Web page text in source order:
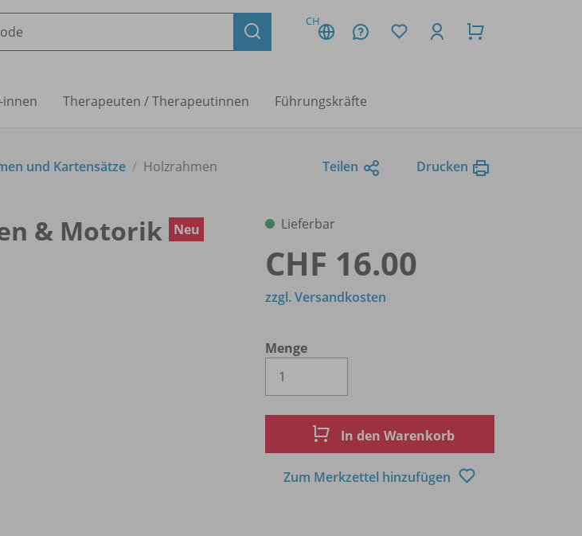
CH
-innen Therapeuten /Therapeutinnen Führungskräfte
und Kartensätze Holzrahmen Teilen Drucken
& Motorik
Neu
Lieferbar
CHF 16.00
Menge
zzgl. Versandkosten
In den Warenkorb
Zum Merkzettel hinzufügen